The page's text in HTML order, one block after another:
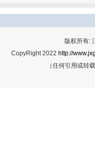
版权所有:
CopyRight 2022 http://
（任何引用或转